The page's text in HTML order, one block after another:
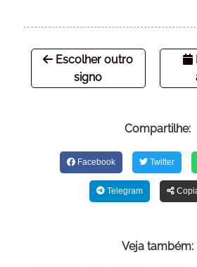
Escolher outro
signo
Compartilhe:
Facebook Twitter
Telegram
Veja também: